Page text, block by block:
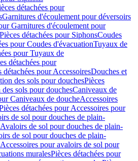
détachées pour
Garnitures d'écoulement pour déversoirs
Garnitures d'écoulement pour
Pièces détachées pour SiphonsCoudes
pour Coudes d'évacuationTuyaux de
pour Tuyaux de
détachées pour
détachées pour AccessoiresDouches et
des sols pour douchesPièces
sols pour douchesCaniveaux de
Caniveaux de doucheAccessoires
détachées pour Accessoires pour
de sol pour douches de plain-
de sol pour douches de plain-
de sol pour douches de plain-
pour avaloirs de sol pour
muralesPièces détachées pour